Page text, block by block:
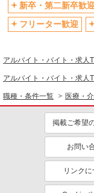
制服貸与
資格取得支援制度あり
看護師・保健師・看
同じ特徴から求人を
未経験歓迎
ボーナス・賞与あり
産休・育休取得実績あ
新卒・第二新卒歓迎
フリーター歓迎
アルバイト・バイト・求人
アルバイト・バイト・求人
職種・条件一覧 医療・
掲載ご希望
お問い
リンクに